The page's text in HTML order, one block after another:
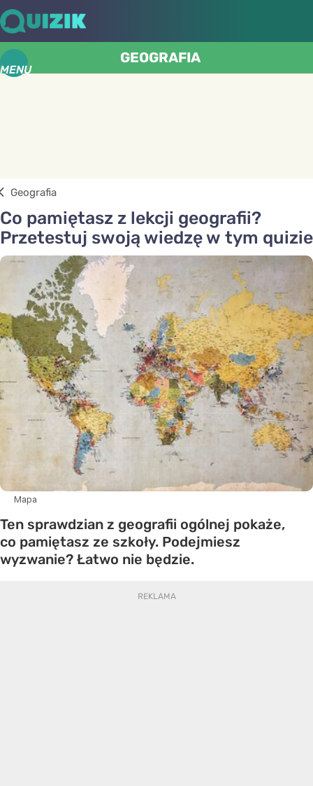
MENU
GEOGRAFIA
Geografia
Co pamiętasz z lekcji geografii?
Przetestuj swoją wiedzę w tym quizie
Mapa
Ten sprawdzian z geografii ogólnej pokaże,
co pamiętasz ze szkoły. Podejmiesz
wyzwanie? Łatwo nie będzie.